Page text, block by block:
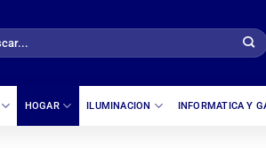
HOGAR ILUMINACION INFORMATICA Y